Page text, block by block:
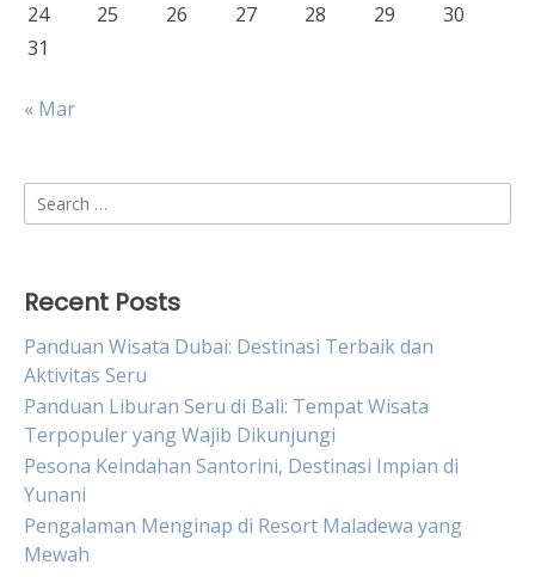
24
25 26 27 28 29
30
31
« Mar
Search
for:
Recent Posts
Panduan Wisata Dubai: Destinasi Terbaik dan
Aktivitas Seru
Panduan Liburan Seru di Bali: Tempat Wisata
Terpopuler yang Wajib Dikunjungi
Pesona Keindahan Santorini, Destinasi Impian di
Yunani
Pengalaman Menginap di Resort Maladewa yang
Mewah